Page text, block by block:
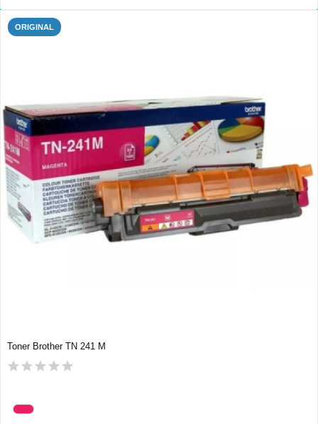
ORIGINAL
Toner Brother TN 241 M